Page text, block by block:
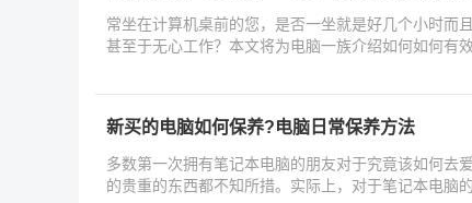
常坐在计算机桌前的您，是否一坐就是好几个小时而
甚至于无心工作？本文将为电脑一族介绍如何如何有
新买的电脑如何保养?电脑日常保养方法
多数第一次拥有笔记本电脑的朋友对于究竟该如何去
的贵重的东西都不知所措。实际上，对于笔记本电脑